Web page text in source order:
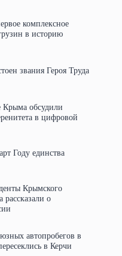
комплексное
в историю
звания Героя Труда
Крыма обсудили
в цифровой
Году единства
Крымского
рассказали о
автопробегов в
в Керчи